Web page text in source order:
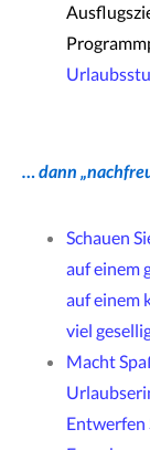
… dann
Schauen
auf einem
auf einem
viel
Macht
Entwerfen